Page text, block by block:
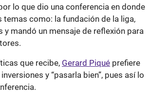
lo que dio una conferencia en donde
temas como: la fundación de la liga,
y mandó un mensaje de reflexión para
que recibe, Gerard Piqué prefiere
y “pasarla bien”, pues así lo